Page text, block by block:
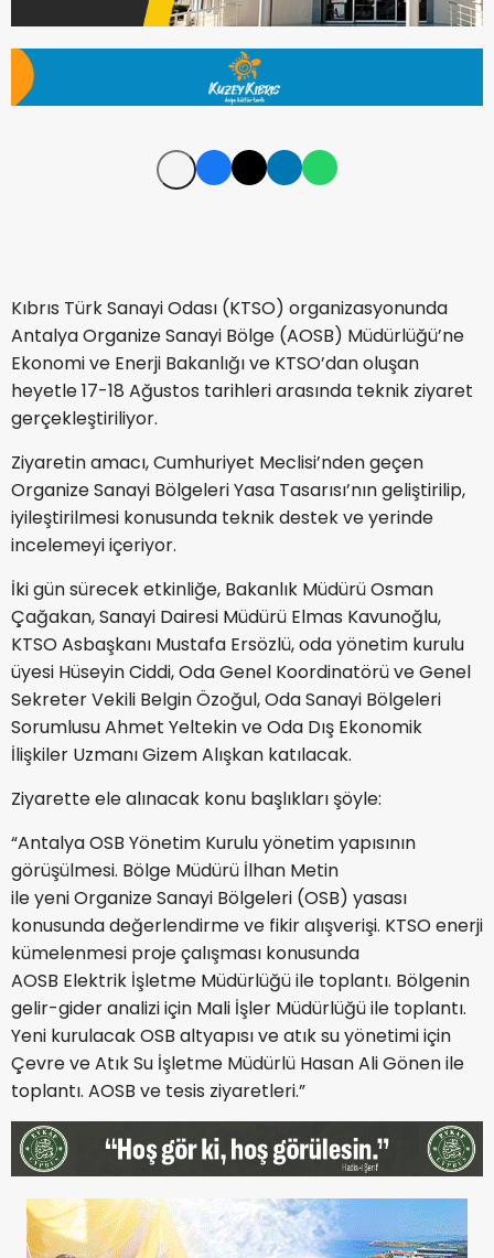
Kıbrıs Türk Sanayi Odası (KTSO) organizasyonunda
Antalya Organize Sanayi Bölge (AOSB) Müdürlüğü’ne
Ekonomi ve Enerji Bakanlığı ve KTSO’dan oluşan
heyetle 17-18 Ağustos tarihleri arasında teknik ziyaret
gerçekleştiriliyor.
Ziyaretin amacı, Cumhuriyet Meclisi’nden geçen
Organize Sanayi Bölgeleri Yasa Tasarısı’nın geliştirilip,
iyileştirilmesi konusunda teknik destek ve yerinde
incelemeyi içeriyor.
İki gün sürecek etkinliğe, Bakanlık Müdürü Osman
Çağakan, Sanayi Dairesi Müdürü Elmas Kavunoğlu,
KTSO Asbaşkanı Mustafa Ersözlü, oda yönetim kurulu
üyesi Hüseyin Ciddi, Oda Genel Koordinatörü ve Genel
Sekreter Vekili Belgin Özoğul, Oda Sanayi Bölgeleri
Sorumlusu Ahmet Yeltekin ve Oda Dış Ekonomik
İlişkiler Uzmanı Gizem Alışkan katılacak.
Ziyarette ele alınacak konu başlıkları şöyle:
“Antalya OSB Yönetim Kurulu yönetim yapısının
görüşülmesi. Bölge Müdürü İlhan Metin
ile yeni Organize Sanayi Bölgeleri (OSB) yasası
konusunda değerlendirme ve fikir alışverişi. KTSO enerji
kümelenmesi proje çalışması konusunda
AOSB Elektrik İşletme Müdürlüğü ile toplantı. Bölgenin
gelir-gider analizi için Mali İşler Müdürlüğü ile toplantı.
Yeni kurulacak OSB altyapısı ve atık su yönetimi için
Çevre ve Atık Su İşletme Müdürlü Hasan Ali Gönen ile
toplantı. AOSB ve tesis ziyaretleri.”